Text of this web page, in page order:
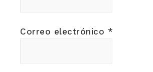
Correo electrónico *